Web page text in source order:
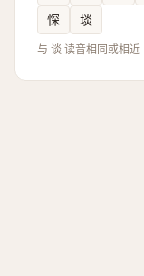
㤾
埮
与 谈 读音相同或相近